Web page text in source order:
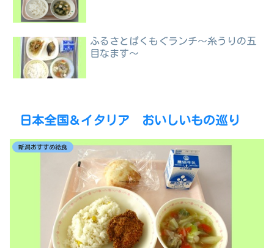
ふるさとぱくもぐランチ～糸うりの五
目なます～
日本全国＆イタリア おいしいもの巡り
新潟おすすめ給食